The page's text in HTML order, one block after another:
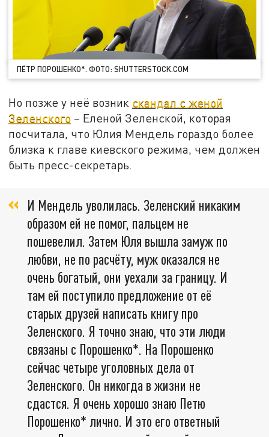
ПЁТР ПОРОШЕНКО*. ФОТО: SHUTTERSTOCK.COM
Но позже у неё возник скандал с женой
Зеленского – Еленой Зеленской, которая
посчитала, что Юлия Мендель гораздо более
близка к главе киевского режима, чем должен
быть пресс-секретарь.
И Мендель уволилась. Зеленский никаким
образом ей не помог, пальцем не
пошевелил. Затем Юля вышла замуж по
любви, не по расчёту, муж оказался не
очень богатый, они уехали за границу. И
там ей поступило предложение от её
старых друзей написать книгу про
Зеленского. Я точно знаю, что эти люди
связаны с Порошенко*. На Порошенко
сейчас четыре уголовных дела от
Зеленского. Он никогда в жизни не
сдастся. Я очень хорошо знаю Петю
Порошенко* лично. И это его ответный